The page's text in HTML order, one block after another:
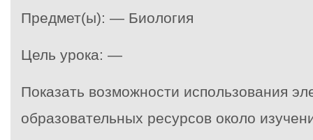
Предмет(ы): — Биология
Цель урока: —
Показать возможности использования
образовательных ресурсов около